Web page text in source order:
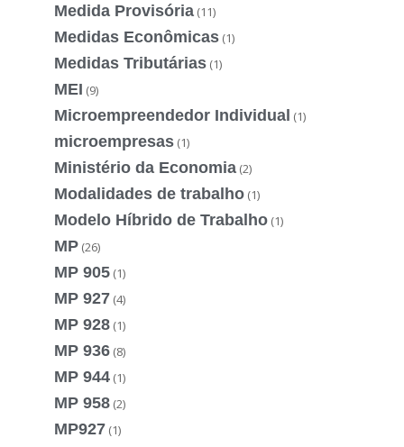
Medida Provisória (11)
Medidas Econômicas (1)
Medidas Tributárias (1)
MEI (9)
Microempreendedor Individual (1)
microempresas (1)
Ministério da Economia (2)
Modalidades de trabalho (1)
Modelo Híbrido de Trabalho (1)
MP (26)
MP 905 (1)
MP 927 (4)
MP 928 (1)
MP 936 (8)
MP 944 (1)
MP 958 (2)
MP927 (1)